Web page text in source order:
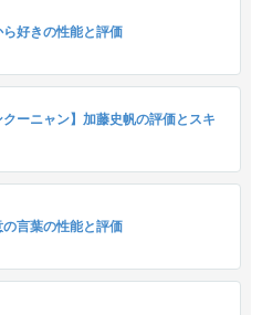
好きの性能と評価
クーニャン】加藤史帆の評価とスキ
言葉の性能と評価